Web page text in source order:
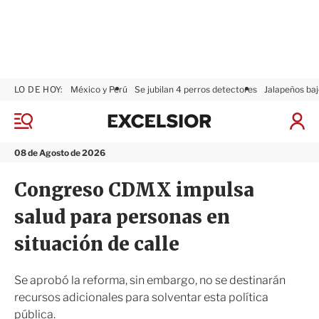
M
n
08 de Agosto de 2026
LO DE HOY: México y Perú Se jubilan 4 perros detectores Jalapeños
I
x
i
r
Congreso CDMX impulsa
salud para personas en
situación de calle
Se aprobó la reforma, sin embargo, no se destinarán
recursos adicionales para solventar esta política
pública.